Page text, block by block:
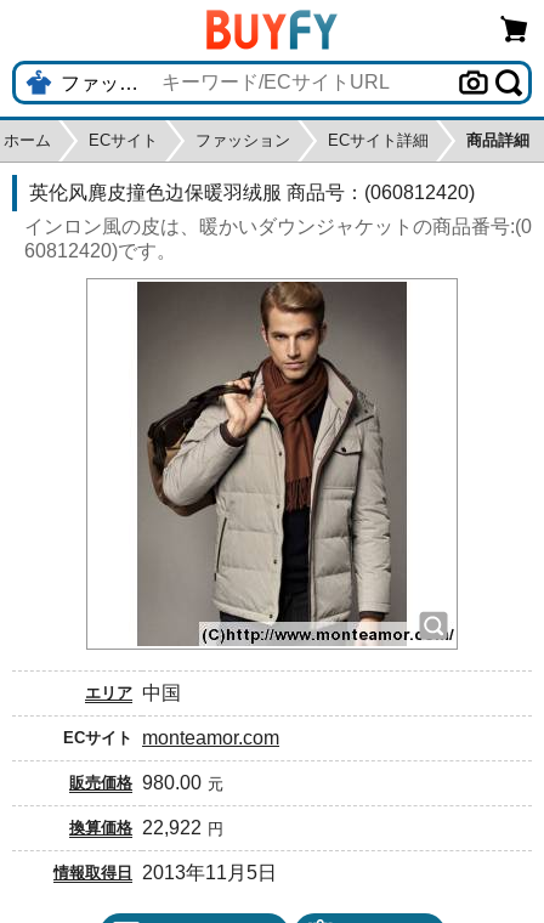
ホーム ECサイト ファッション ECサイト詳細 商品詳細
英伦风麂皮撞色边保暖羽绒服 商品号：(060812420)
インロン風の皮は、暖かいダウンジャケットの商品番号:(0
60812420)です。
エリア 中国
ECサイト monteamor.com
販売価格 980.00 元
換算価格 22,922 円
情報取得日 2013年11月5日